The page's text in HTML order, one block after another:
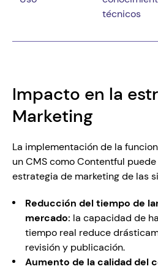
técnicos
Impacto en la
Marketing
La implementación de la
un CMS como Contentful
estrategia de marketing de las
Reducción del tiempo de
mercado: la capacidad de
tiempo real reduce
revisión y publicación.
Aumento de la calidad del